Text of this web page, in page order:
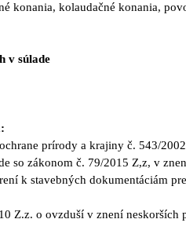
konania, kolaudačné konania,
v súlade
prírody a krajiny č. 543/
so zákonom č. 79/2015 Z,z, v
k stavebných dokumentáciám
Z.z. o ovzduší v znení neskorších